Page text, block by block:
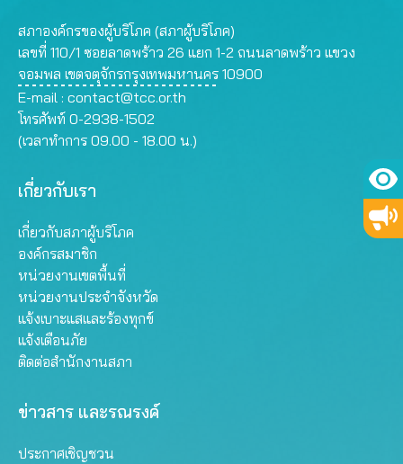
สภาองค์กรของผู้บริโภค (สภาผู้บริโภค)
เลขที่ 110/1 ซอยลาดพร้าว 26 แยก 1-2 ถนนลาดพร้าว แขวง
จอมพล เขตจตุจักรกรุงเทพมหานคร 10900
E-mail : contact@tcc.or.th
โทรศัพท์ 0-2938-1502
(เวลาทำการ 09.00 - 18.00 น.)
เกี่ยวกับเรา
เกี่ยวกับสภาผู้บริโภค
องค์กรสมาชิก
หน่วยงานเขตพื้นที่
หน่วยงานประจำจังหวัด
แจ้งเบาะแสและร้องทุกข์
แจ้งเตือนภัย
ติดต่อสำนักงานสภา
ข่าวสาร และรณรงค์
ประกาศเชิญชวน